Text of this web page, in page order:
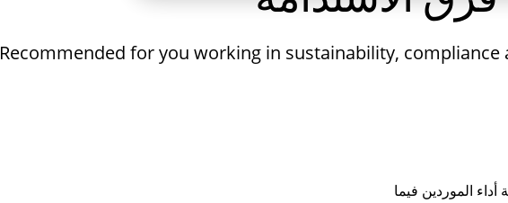
Recommended for you working in sustainability, compliance
الموردين فيما